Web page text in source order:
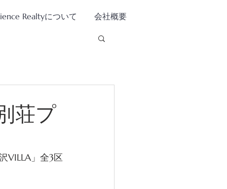
Realtyについて 会社概要
荘プ
VILLA」全3区